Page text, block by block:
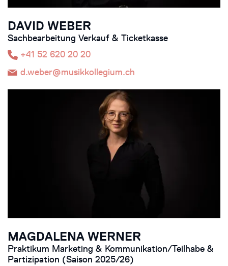
DAVID WEBER
Sachbearbeitung Verkauf & Ticketkasse
+41 52 620 20 20
d.weber@musikkollegium.ch
MAGDALENA WERNER
Praktikum Marketing & Kommunikation/Teilhabe &
Partizipation (Saison 2025/26)